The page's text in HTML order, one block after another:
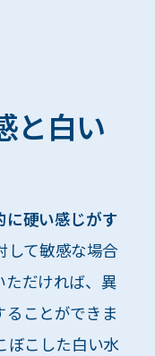
と白い
に硬い感じがす
して敏感な場合
ただければ、異
ことができま
ぼこした白い水